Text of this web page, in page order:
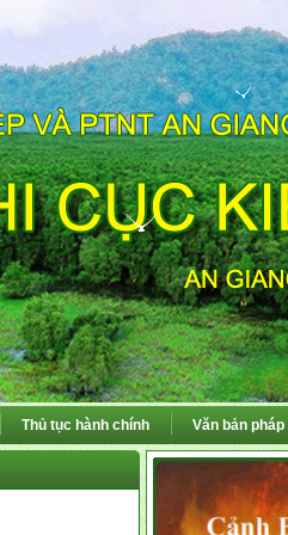
Thủ tục hành chính Văn bản pháp